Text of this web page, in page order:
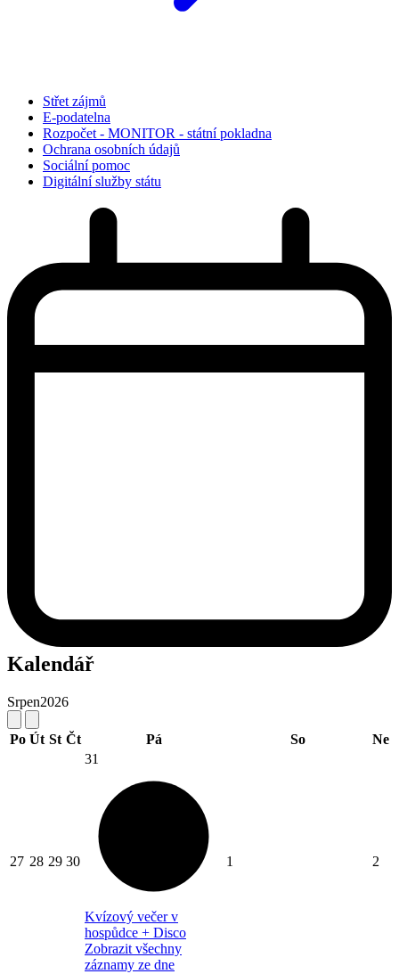
Střet zájmů
E-podatelna
Rozpočet - MONITOR - státní pokladna
Ochrana osobních údajů
Sociální pomoc
Digitální služby státu
Kalendář
Srpen2026
Po Út St Čt Pá So Ne
27 28 29 30
31
Kvízový večer v
hospůdce + Disco
Zobrazit všechny
záznamy ze dne
1 2